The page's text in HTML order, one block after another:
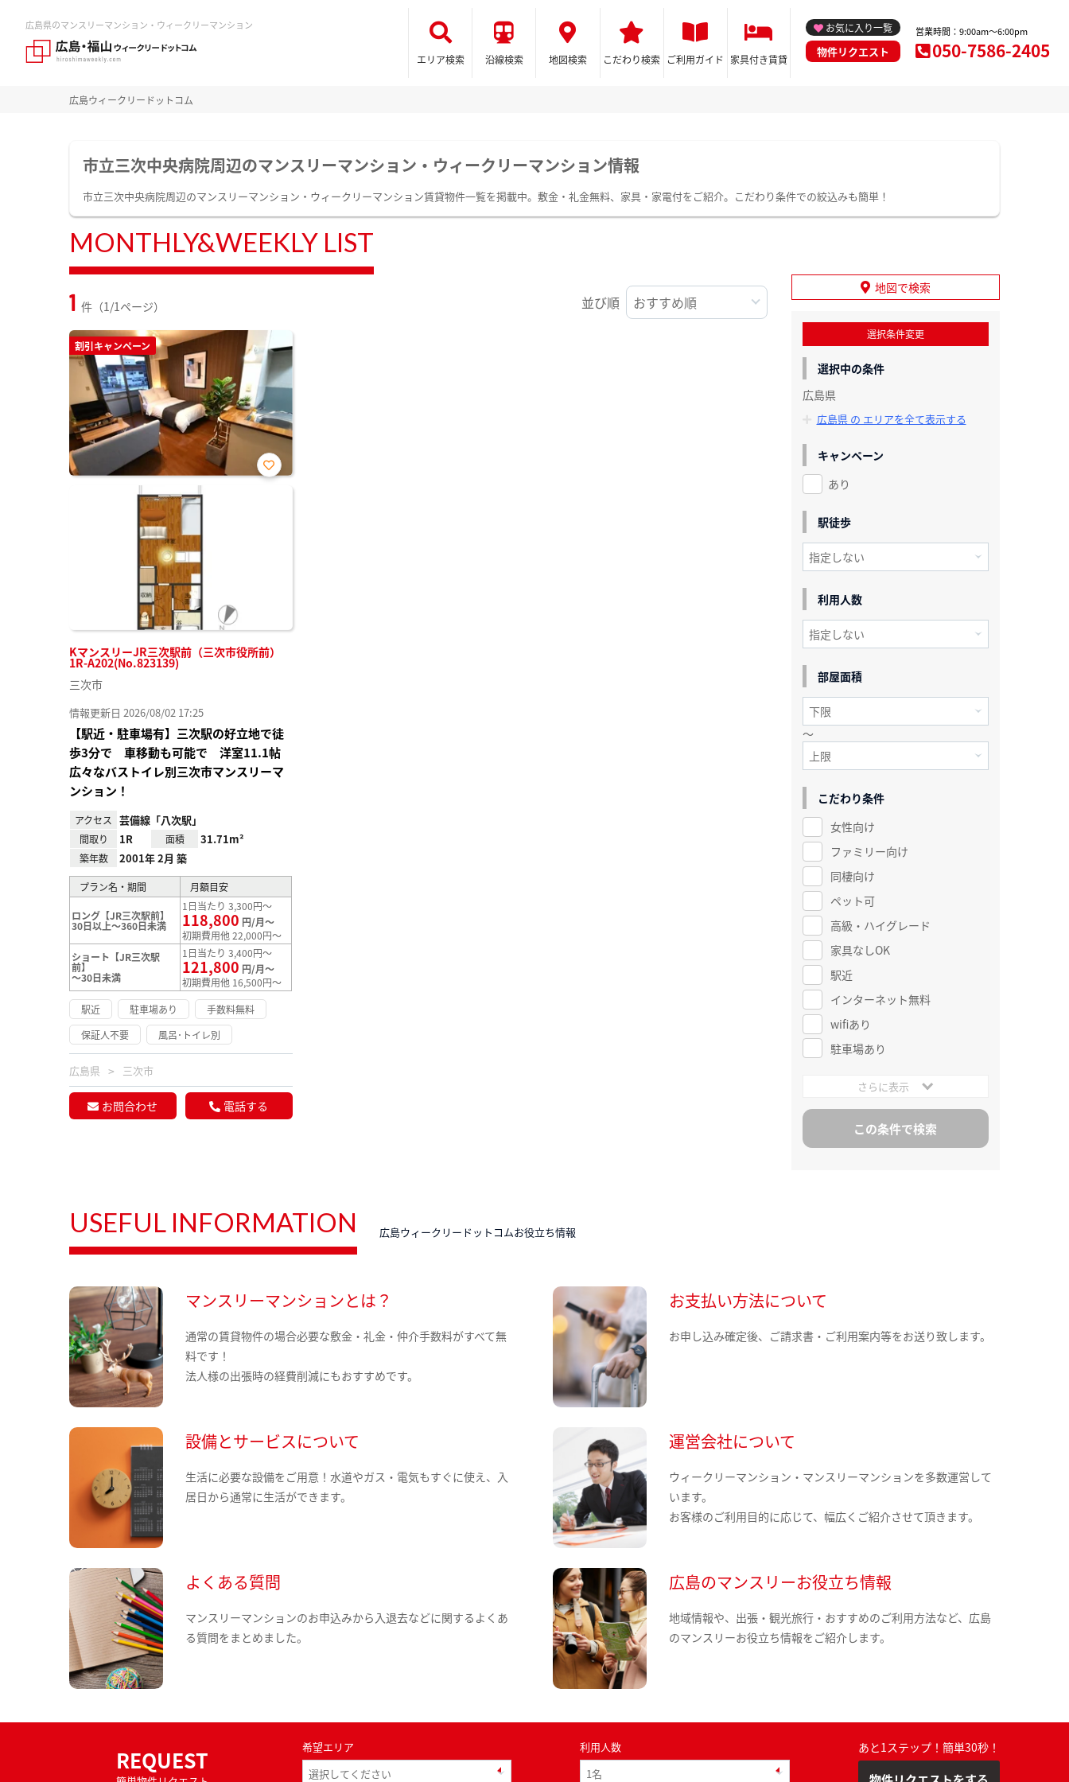
広島県のマンスリーマンション・ウィークリーマンション
エリア検索 沿線検索 地図検索 こだわり検索 ご利用ガイド 家具付き賃貸
お気に入り一覧
物件リクエスト
営業時間：9:00am～6:00pm
050-7586-2405
広島ウィークリードットコム
市立三次中央病院周辺のマンスリーマンション・ウィークリーマンション情報
市立三次中央病院周辺のマンスリーマンション・ウィークリーマンション賃貸物件一覧を掲載中。敷金・礼金無料、家具・家電付をご紹介。こだわり条件での絞込みも簡単！
MONTHLY&WEEKLY LIST
1 件（1/1ページ） 並び順
割引キャンペーン
KマンスリーJR三次駅前（三次市役所前）
1R-A202(No.823139)
お気
三次市
情報更新日 2026/08/02 17:25
【駅近・駐車場有】三次駅の好立地で徒
歩3分で 車移動も可能で 洋室11.1帖
広々なバストイレ別三次市マンスリーマ
ンション！
アクセス 芸備線「八次駅」
間取り 1R 面積 31.71m²
築年数 2001年 2月 築
プラン名・期間 月額目安
ロング【JR三次駅前】
30日以上～360日未満
1日当たり 3,300円～
118,800 円/月～
初期費用他 22,000円～
ショート【JR三次駅
前】
～30日未満
1日当たり 3,400円～
121,800 円/月～
初期費用他 16,500円～
駅近
駐車場あり
手数料無料
保証人不要
風呂･トイレ別
広島県 三次市
お問合わせ 電話する
地図で検索
選択条件変更
選択中の条件
広島県
広島県 の エリアを全て表示する
キャンペーン
あり
駅徒歩
利用人数
部屋面積
～
こだわり条件
女性向け
ファミリー向け
同棲向け
ペット可
高級・ハイグレード
家具なしOK
駅近
インターネット無料
wifiあり
駐車場あり
さらに表示
USEFUL INFORMATION 広島ウィークリードットコムお役立ち情報
マンスリーマンションとは？
通常の賃貸物件の場合必要な敷金・礼金・仲介手数料がすべて無
料です！
法人様の出張時の経費削減にもおすすめです。
お支払い方法について
お申し込み確定後、ご請求書・ご利用案内等をお送り致します。
設備とサービスについて
生活に必要な設備をご用意！水道やガス・電気もすぐに使え、入
居日から通常に生活ができます。
運営会社について
ウィークリーマンション・マンスリーマンションを多数運営して
います。
お客様のご利用目的に応じて、幅広くご紹介させて頂きます。
よくある質問
マンスリーマンションのお申込みから入退去などに関するよくあ
る質問をまとめました。
広島のマンスリーお役立ち情報
地域情報や、出張・観光旅行・おすすめのご利用方法など、広島
のマンスリーお役立ち情報をご紹介します。
REQUEST 希望エリア 利用人数 あと1ステップ！簡単30秒！